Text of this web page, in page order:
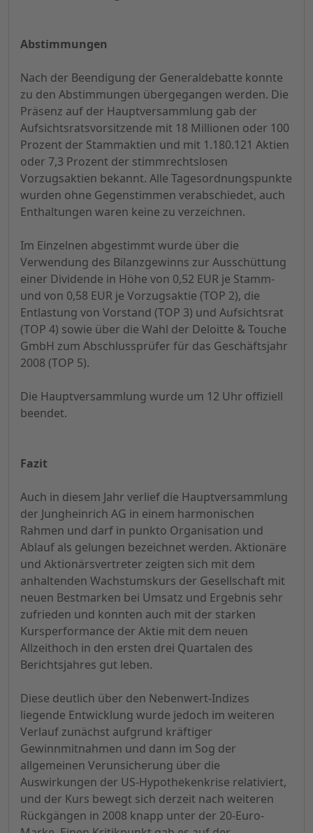
Abstimmungen
Nach der Beendigung der Generaldebatte konnte
zu den Abstimmungen übergegangen werden. Die
Präsenz auf der Hauptversammlung gab der
Aufsichtsratsvorsitzende mit 18 Millionen oder 100
Prozent der Stammaktien und mit 1.180.121 Aktien
oder 7,3 Prozent der stimmrechtslosen
Vorzugsaktien bekannt. Alle Tagesordnungspunkte
wurden ohne Gegenstimmen verabschiedet, auch
Enthaltungen waren keine zu verzeichnen.
Im Einzelnen abgestimmt wurde über die
Verwendung des Bilanzgewinns zur Ausschüttung
einer Dividende in Höhe von 0,52 EUR je Stamm-
und von 0,58 EUR je Vorzugsaktie (TOP 2), die
Entlastung von Vorstand (TOP 3) und Aufsichtsrat
(TOP 4) sowie über die Wahl der Deloitte & Touche
GmbH zum Abschlussprüfer für das Geschäftsjahr
2008 (TOP 5).
Die Hauptversammlung wurde um 12 Uhr offiziell
beendet.
Fazit
Auch in diesem Jahr verlief die Hauptversammlung
der Jungheinrich AG in einem harmonischen
Rahmen und darf in punkto Organisation und
Ablauf als gelungen bezeichnet werden. Aktionäre
und Aktionärsvertreter zeigten sich mit dem
anhaltenden Wachstumskurs der Gesellschaft mit
neuen Bestmarken bei Umsatz und Ergebnis sehr
zufrieden und konnten auch mit der starken
Kursperformance der Aktie mit dem neuen
Allzeithoch in den ersten drei Quartalen des
Berichtsjahres gut leben.
Diese deutlich über den Nebenwert-Indizes
liegende Entwicklung wurde jedoch im weiteren
Verlauf zunächst aufgrund kräftiger
Gewinnmitnahmen und dann im Sog der
allgemeinen Verunsicherung über die
Auswirkungen der US-Hypothekenkrise relativiert,
und der Kurs bewegt sich derzeit nach weiteren
Rückgängen in 2008 knapp unter der 20-Euro-